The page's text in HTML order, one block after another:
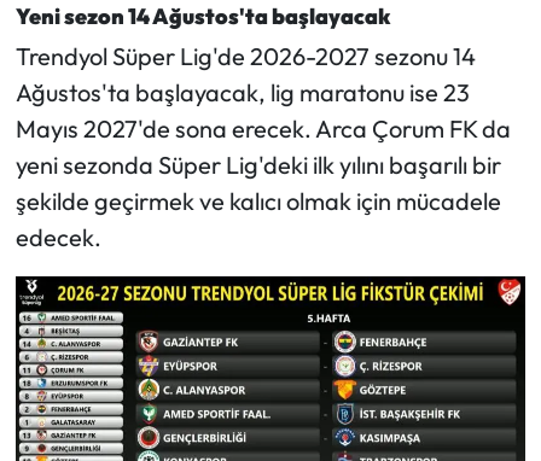
Yeni sezon 14 Ağustos'ta başlayacak
Trendyol Süper Lig'de 2026-2027 sezonu 14
Ağustos'ta başlayacak, lig maratonu ise 23
Mayıs 2027'de sona erecek. Arca Çorum FK da
yeni sezonda Süper Lig'deki ilk yılını başarılı bir
şekilde geçirmek ve kalıcı olmak için mücadele
edecek.